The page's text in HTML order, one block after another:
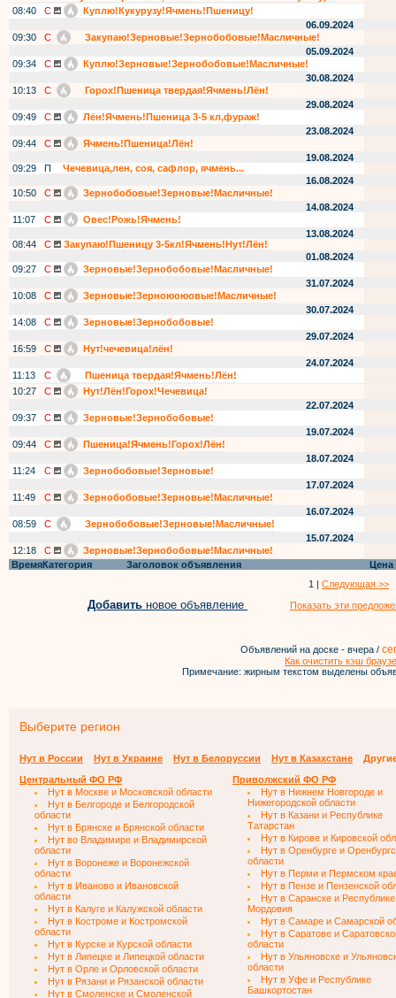
08:40
С
Куплю!Кукурузу!Ячмень!Пшеницу!
06.09.2024
09:30
С
Закупаю!Зерновые!Зернобобовые!Масличные!
05.09.2024
09:34
С
Куплю!Зерновые!Зернобобовые!Масличные!
30.08.2024
10:13
С
Горох!Пшеница твердая!Ячмень!Лён!
29.08.2024
09:49
С
Лён!Ячмень!Пшеница 3-5 кл,фураж!
23.08.2024
09:44
С
Ячмень!Пшеница!Лён!
19.08.2024
09:29
П
Чечевица,лен, соя, сафлор, ячмень...
16.08.2024
10:50
С
Зернобобовые!Зерновые!Масличные!
14.08.2024
11:07
С
Овес!Рожь!Ячмень!
13.08.2024
08:44
С
Закупаю!Пшеницу 3-5кл!Ячмень!Нут!Лён!
01.08.2024
09:27
С
Зерновые!Зернобобовые!Масличные!
31.07.2024
10:08
С
Зерновые!Зерноюоюовые!Масличные!
30.07.2024
14:08
С
Зерновые!Зернобобовые!
29.07.2024
16:59
С
Нут!чечевица!лён!
24.07.2024
11:13
С
Пшеница твердая!Ячмень!Лён!
10:27
С
Нут!Лён!Горох!Чечевица!
22.07.2024
09:37
С
Зерновые!Зернобобовые!
19.07.2024
09:44
С
Пшеница!Ячмень!Горох!Лён!
18.07.2024
11:24
С
Зернобобовые!Зерновые!
17.07.2024
11:49
С
Зернобобовые!Зерновые!Масличные!
16.07.2024
08:59
С
Зернобобовые!Зерновые!Масличные!
15.07.2024
12:18
С
Зерновые!Зернобобовые!Масличные!
ВремяКатегория Заголовок объявления
Цена
1 | Следующая >>
Добавить новое объявление Показать эти
Объявлений на доске - вчера /
Как очистить кэш
Примечание: жирным текстом выделены
Выберите регион
Нут в России Нут в Украине Нут в Белоруссии Нут в Казахстане
Центральный ФО РФ
Нут в Москве и Московской области
Нут в Белгороде и Белгородской
области
Нут в Брянске и Брянской области
Нут во Владимире и Владимирской
области
Нут в Воронеже и Воронежской
области
Нут в Иваново и Ивановской
области
Нут в Калуге и Калужской области
Нут в Костроме и Костромской
области
Нут в Курске и Курской области
Нут в Липецке и Липецкой области
Нут в Орле и Орловской области
Нут в Рязани и Рязанской области
Нут в Смоленске и Смоленской
Приволжский ФО РФ
Нут в Нижнем Новгороде и
Нижегородской области
Нут в Казани и Республике
Татарстан
Нут в Кирове и Кировской
Нут в Оренбурге и
области
Нут в Перми и Пермском
Нут в Пензе и Пензенской
Нут в Саранске и Республике
Мордовия
Нут в Самаре и Самарской
Нут в Саратове и
области
Нут в Ульяновске и
области
Нут в Уфе и Республике
Башкортостан